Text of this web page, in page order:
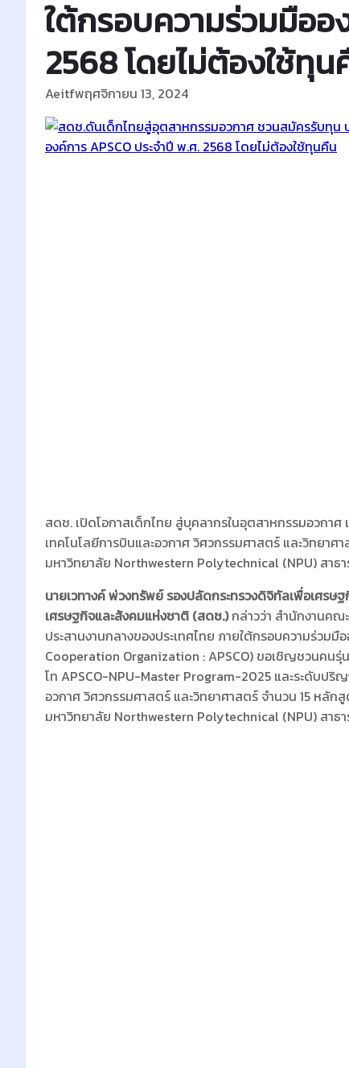
ใต้กรอบความร่วมมืออ
2568 โดยไม่ต้องใช้ทุน
Aeitfพฤศจิกายน 13, 2024
สดช. เปิดโอกาสเด็กไทย สู่บุคลากรในอุตสาหกรรมอวก
เทคโนโลยีการบินและอวกาศ วิศวกรรมศาสตร์ และวิทยา
มหาวิทยาลัย Northwestern Polytechnical (NPU) สาธ
นายเวทางค์ พ่วงทรัพย์ รองปลัดกระทรวงดิจิทัลเพื่อเศร
เศรษฐกิจและสังคมแห่งชาติ (สดช.)กล่าวว่า สำนักงานคณ
ประสานงานกลางของประเทศไทย ภายใต้กรอบความร่ว
Cooperation Organization : APSCO) ขอเชิญชวนคน
โท APSCO-NPU-Master Program-2025 และระดับปริ
อวกาศ วิศวกรรมศาสตร์ และวิทยาศาสตร์ จำนวน 15 หลั
มหาวิทยาลัย Northwestern Polytechnical (NPU) สาธ